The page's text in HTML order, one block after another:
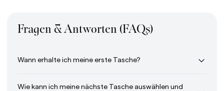
Fragen & Antworten (FAQs)
Wann erhalte ich meine erste Tasche?
Wie kann ich meine nächste Tasche auswählen und